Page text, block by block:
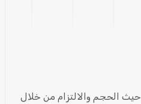
الحجم والالتزام من خلال